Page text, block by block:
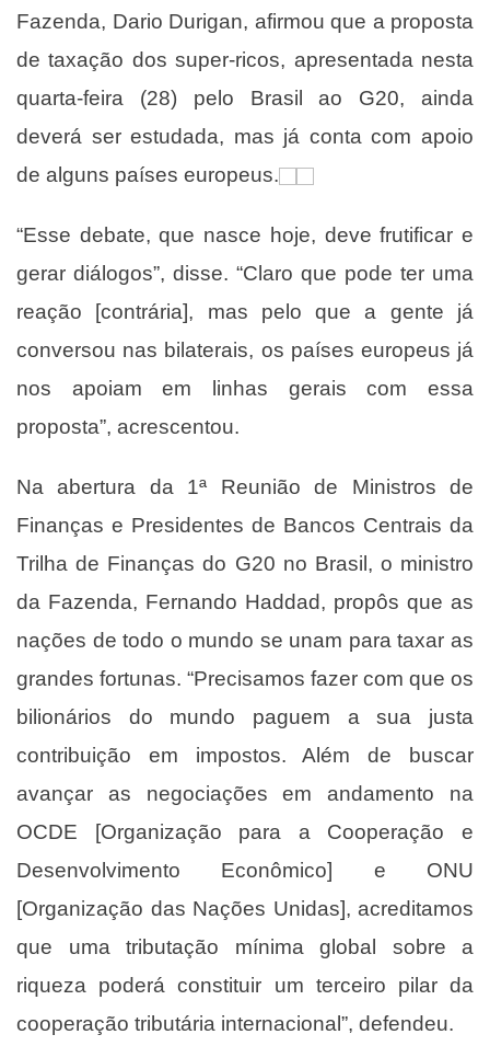
Fazenda, Dario Durigan, afirmou que a proposta
de taxação dos super-ricos, apresentada nesta
quarta-feira (28) pelo Brasil ao G20, ainda
deverá ser estudada, mas já conta com apoio
de alguns países europeus.
“Esse debate, que nasce hoje, deve frutificar e
gerar diálogos”, disse. “Claro que pode ter uma
reação [contrária], mas pelo que a gente já
conversou nas bilaterais, os países europeus já
nos apoiam em linhas gerais com essa
proposta”, acrescentou.
Na abertura da 1ª Reunião de Ministros de
Finanças e Presidentes de Bancos Centrais da
Trilha de Finanças do G20 no Brasil, o ministro
da Fazenda, Fernando Haddad, propôs que as
nações de todo o mundo se unam para taxar as
grandes fortunas. “Precisamos fazer com que os
bilionários do mundo paguem a sua justa
contribuição em impostos. Além de buscar
avançar as negociações em andamento na
OCDE [Organização para a Cooperação e
Desenvolvimento Econômico] e ONU
[Organização das Nações Unidas], acreditamos
que uma tributação mínima global sobre a
riqueza poderá constituir um terceiro pilar da
cooperação tributária internacional”, defendeu.